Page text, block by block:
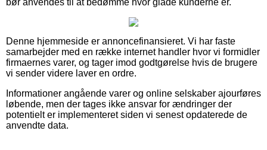
Denne hjemmeside er annoncefinansieret. Vi har faste
samarbejder med en række internet handler hvor vi formidler
firmaernes varer, og tager imod godtgørelse hvis de brugere
vi sender videre laver en ordre.
Informationer angående varer og online selskaber ajourføres
løbende, men der tages ikke ansvar for ændringer der
potentielt er implementeret siden vi senest opdaterede de
anvendte data.